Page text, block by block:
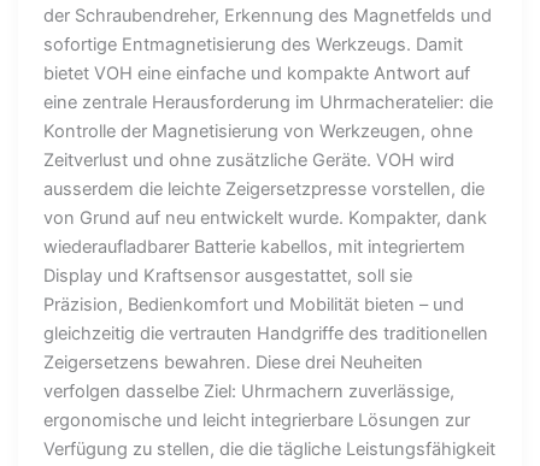
der Schraubendreher, Erkennung des Magnetfelds und
sofortige Entmagnetisierung des Werkzeugs. Damit
bietet VOH eine einfache und kompakte Antwort auf
eine zentrale Herausforderung im Uhrmacheratelier: die
Kontrolle der Magnetisierung von Werkzeugen, ohne
Zeitverlust und ohne zusätzliche Geräte. VOH wird
ausserdem die leichte Zeigersetzpresse vorstellen, die
von Grund auf neu entwickelt wurde. Kompakter, dank
wiederaufladbarer Batterie kabellos, mit integriertem
Display und Kraftsensor ausgestattet, soll sie
Präzision, Bedienkomfort und Mobilität bieten – und
gleichzeitig die vertrauten Handgriffe des traditionellen
Zeigersetzens bewahren. Diese drei Neuheiten
verfolgen dasselbe Ziel: Uhrmachern zuverlässige,
ergonomische und leicht integrierbare Lösungen zur
Verfügung zu stellen, die die tägliche Leistungsfähigkeit